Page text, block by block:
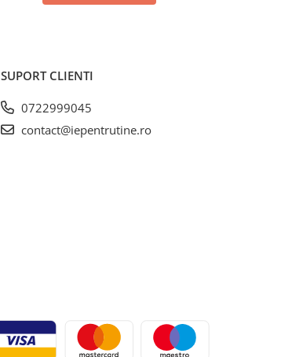
SUPORT CLIENTI
0722999045
contact@iepentrutine.ro